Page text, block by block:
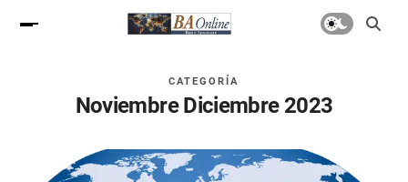
CATEGORÍA
Noviembre Diciembre 2023